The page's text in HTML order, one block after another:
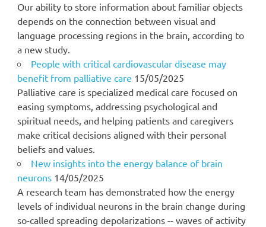
Our ability to store information about familiar objects
depends on the connection between visual and
language processing regions in the brain, according to
a new study.
People with critical cardiovascular disease may
benefit from palliative care 15/05/2025
Palliative care is specialized medical care focused on
easing symptoms, addressing psychological and
spiritual needs, and helping patients and caregivers
make critical decisions aligned with their personal
beliefs and values.
New insights into the energy balance of brain
neurons 14/05/2025
A research team has demonstrated how the energy
levels of individual neurons in the brain change during
so-called spreading depolarizations -- waves of activity